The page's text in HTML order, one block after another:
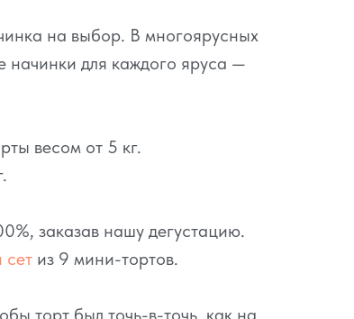
на выбор. В многоярусных
начинки для каждого яруса —
весом от 5 кг.
заказав нашу дегустацию.
сет из 9 мини-тортов.